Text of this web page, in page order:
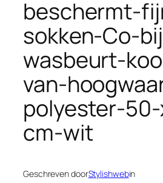
beschermt-
sokken-Co-
wasbeurt-
van-
polyester-
cm-wit
Geschreven doorStylishwebin